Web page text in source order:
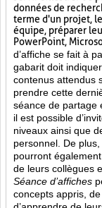
données de
terme d'un projet,
équipe, préparer
PowerPoint,
d’affiche se fait à
gabarit doit
contenus attendus
prendre cette
séance de partage
il est possible
niveaux ainsi que
personnel. De
pourront
de leurs collègues
Séance d’affiches
concepts appris,